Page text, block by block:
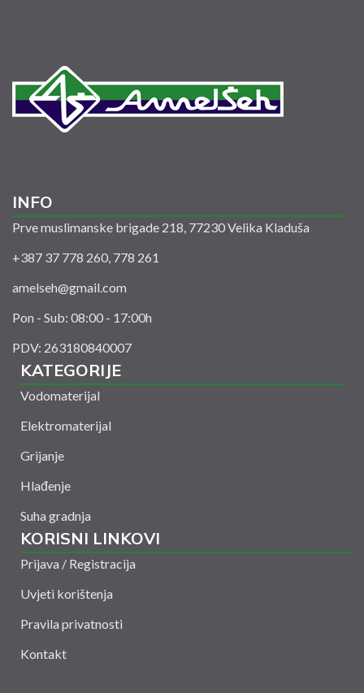
INFO
Prve muslimanske brigade 218, 77230 Velika Kladuša
+387 37 778 260, 778 261
amelseh@gmail.com
Pon - Sub: 08:00 - 17:00h
PDV: 263180840007
KATEGORIJE
Vodomaterijal
Elektromaterijal
Grijanje
Hlađenje
Suha gradnja
KORISNI LINKOVI
Prijava / Registracija
Uvjeti korištenja
Pravila privatnosti
Kontakt